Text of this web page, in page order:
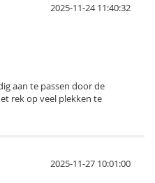
2025-11-24 11:40:32
aan te passen door de
rek op veel plekken te
2025-11-27 10:01:00